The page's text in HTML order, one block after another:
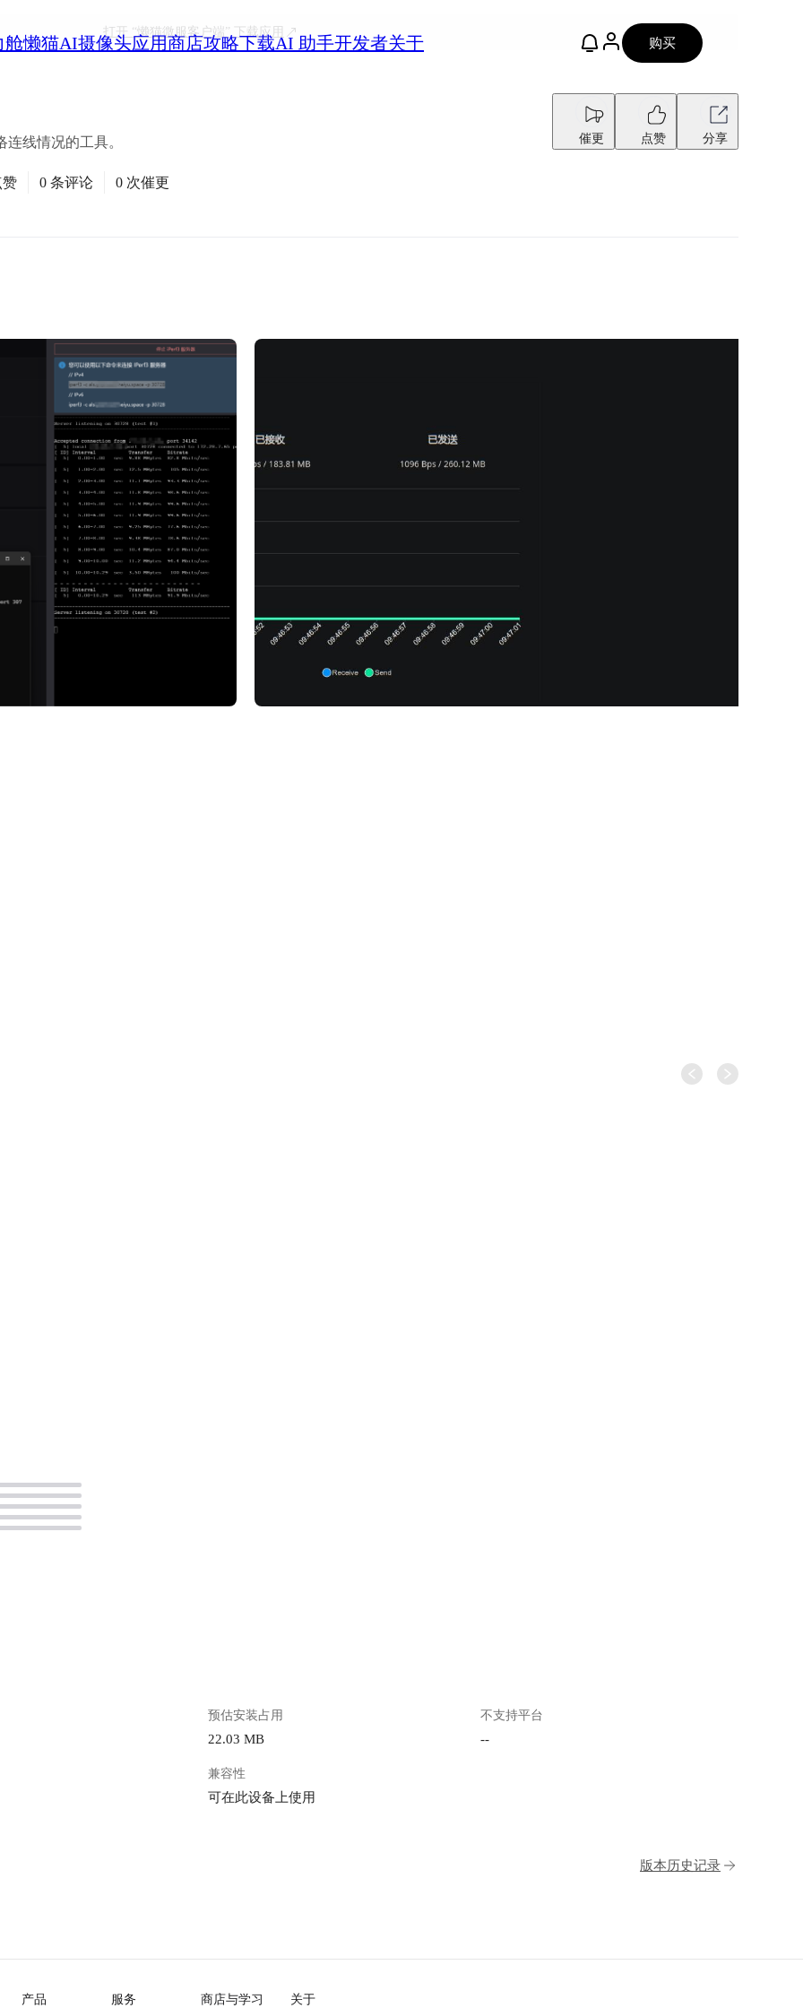
舱懒猫AI摄像头应用商店攻略下载AI 助手开发者关于 购买
打开 “懒猫微服客户端”下载应用
线情况的工具。 催更 点赞 分享
赞 0 条评论 0 次催更
预估安装占用
22.03 MB
不支持平台
--
兼容性
可在此设备上使用
版本历史记录
产品 服务 商店与学习 关于